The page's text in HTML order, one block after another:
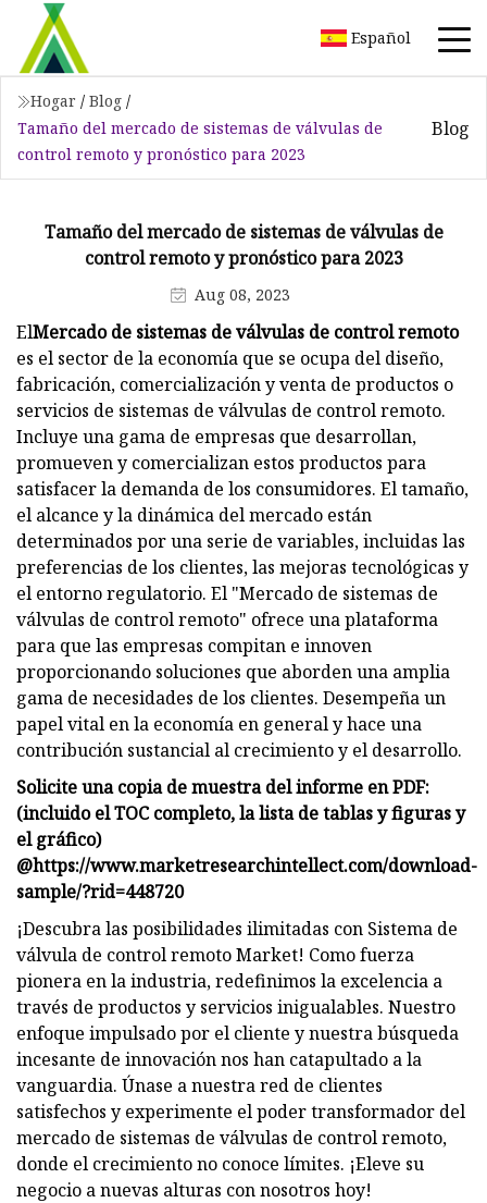
Español
Hogar / Blog /
Tamaño del mercado de sistemas de válvulas de
control remoto y pronóstico para 2023
Blog
Tamaño del mercado de sistemas de válvulas de
control remoto y pronóstico para 2023
Aug 08, 2023
ElMercado de sistemas de válvulas de control remoto
es el sector de la economía que se ocupa del diseño,
fabricación, comercialización y venta de productos o
servicios de sistemas de válvulas de control remoto.
Incluye una gama de empresas que desarrollan,
promueven y comercializan estos productos para
satisfacer la demanda de los consumidores. El tamaño,
el alcance y la dinámica del mercado están
determinados por una serie de variables, incluidas las
preferencias de los clientes, las mejoras tecnológicas y
el entorno regulatorio. El "Mercado de sistemas de
válvulas de control remoto" ofrece una plataforma
para que las empresas compitan e innoven
proporcionando soluciones que aborden una amplia
gama de necesidades de los clientes. Desempeña un
papel vital en la economía en general y hace una
contribución sustancial al crecimiento y el desarrollo.
Solicite una copia de muestra del informe en PDF:
(incluido el TOC completo, la lista de tablas y figuras y
el gráfico)
@https://www.marketresearchintellect.com/download-
sample/?rid=448720
¡Descubra las posibilidades ilimitadas con Sistema de
válvula de control remoto Market! Como fuerza
pionera en la industria, redefinimos la excelencia a
través de productos y servicios inigualables. Nuestro
enfoque impulsado por el cliente y nuestra búsqueda
incesante de innovación nos han catapultado a la
vanguardia. Únase a nuestra red de clientes
satisfechos y experimente el poder transformador del
mercado de sistemas de válvulas de control remoto,
donde el crecimiento no conoce límites. ¡Eleve su
negocio a nuevas alturas con nosotros hoy!